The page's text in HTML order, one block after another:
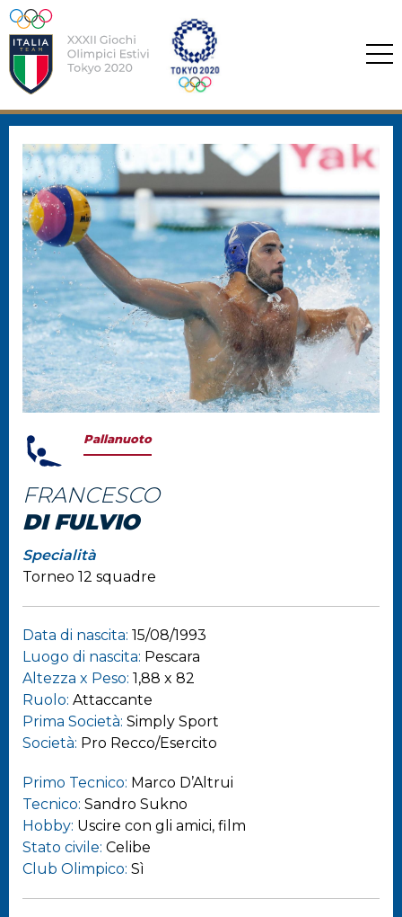
Pallanuoto
FRANCESCO
DI FULVIO
Specialità
Torneo 12 squadre
Data di nascita: 15/08/1993
Luogo di nascita: Pescara
Altezza x Peso: 1,88 x 82
Ruolo: Attaccante
Prima Società: Simply Sport
Società: Pro Recco/Esercito
Primo Tecnico: Marco D’Altrui
Tecnico: Sandro Sukno
Hobby: Uscire con gli amici, film
Stato civile: Celibe
Club Olimpico: Sì